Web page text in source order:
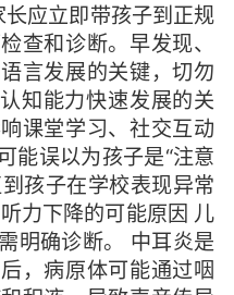
应立即带孩子到正规
查和诊断。早发现、
言发展的关键，切勿
知能力快速发展的关
课堂学习、社交互动
能误以为孩子是“注意
孩子在学校表现异常
力下降的可能原因 儿
明确诊断。 中耳炎是
，病原体可能通过咽